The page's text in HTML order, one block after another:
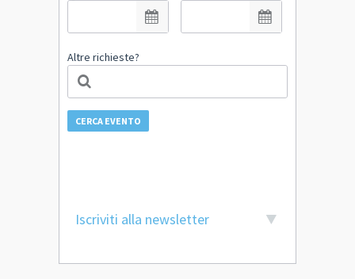
Altre richieste?
CERCA EVENTO
Iscriviti alla newsletter